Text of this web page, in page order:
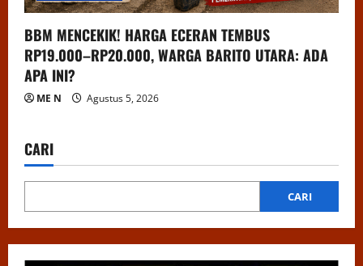
BBM MENCEKIK! HARGA ECERAN TEMBUS
RP19.000–RP20.000, WARGA BARITO UTARA: ADA
APA INI?
ME N Agustus 5, 2026
CARI
CARI